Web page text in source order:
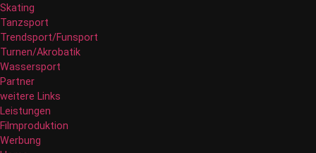
Skating
Tanzsport
Trendsport/Funsport
Turnen/Akrobatik
Wassersport
Partner
weitere Links
Leistungen
Filmproduktion
Werbung